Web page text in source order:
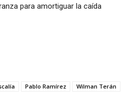
para amortiguar la caída
Pablo Ramírez Wilman Terán